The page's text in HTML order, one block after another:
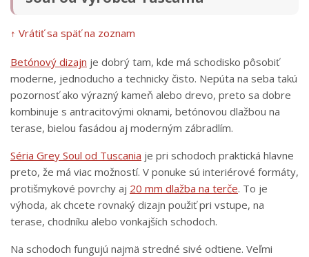
↑ Vrátiť sa späť na zoznam
Betónový dizajn je dobrý tam, kde má schodisko pôsobiť
moderne, jednoducho a technicky čisto. Nepúta na seba takú
pozornosť ako výrazný kameň alebo drevo, preto sa dobre
kombinuje s antracitovými oknami, betónovou dlažbou na
terase, bielou fasádou aj moderným zábradlím.
Séria Grey Soul od Tuscania je pri schodoch praktická hlavne
preto, že má viac možností. V ponuke sú interiérové formáty,
protišmykové povrchy aj 20 mm dlažba na terče. To je
výhoda, ak chcete rovnaký dizajn použiť pri vstupe, na
terase, chodníku alebo vonkajších schodoch.
Na schodoch fungujú najmä stredné sivé odtiene. Veľmi